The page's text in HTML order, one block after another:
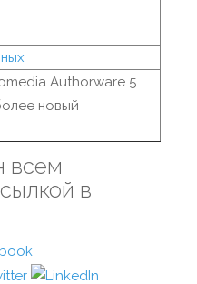
Authorware 5
новый
всем
в